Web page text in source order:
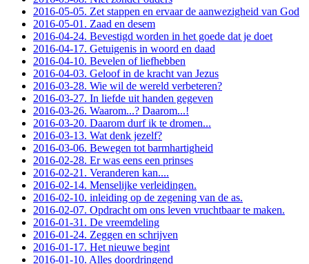
2016-05-05. Zet stappen en ervaar de aanwezigheid van God
2016-05-01. Zaad en desem
2016-04-24. Bevestigd worden in het goede dat je doet
2016-04-17. Getuigenis in woord en daad
2016-04-10. Bevelen of liefhebben
2016-04-03. Geloof in de kracht van Jezus
2016-03-28. Wie wil de wereld verbeteren?
2016-03-27. In liefde uit handen gegeven
2016-03-26. Waarom...? Daarom...!
2016-03-20. Daarom durf ik te dromen...
2016-03-13. Wat denk jezelf?
2016-03-06. Bewegen tot barmhartigheid
2016-02-28. Er was eens een prinses
2016-02-21. Veranderen kan....
2016-02-14. Menselijke verleidingen.
2016-02-10. inleiding op de zegening van de as.
2016-02-07. Opdracht om ons leven vruchtbaar te maken.
2016-01-31. De vreemdeling
2016-01-24. Zeggen en schrijven
2016-01-17. Het nieuwe begint
2016-01-10. Alles doordringend